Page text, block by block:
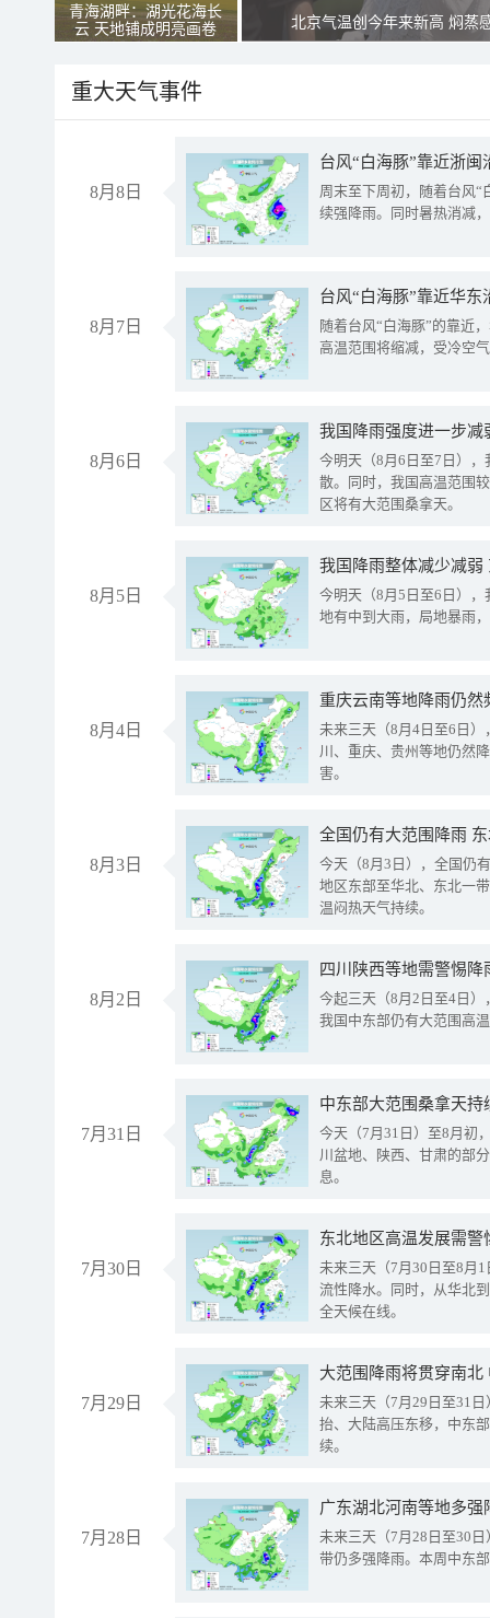
青海湖畔：湖光花海长
云 天地铺成明亮画卷
北京气温创今年来新高 焖蒸
重大天气事件
8月8日
台风“白海豚”靠近浙
周末至下周初，随着台风“
续强降雨。同时暑热消减
8月7日
台风“白海豚”靠近华
随着台风“白海豚”的靠近
高温范围将缩减，受冷空
8月6日
今明天（8月6日至7日）
散。同时，我国高温范围
区将有大范围桑拿天。
8月5日
我国降雨整体减少减弱
今明天（8月5日至6日）
地有中到大雨，局地暴雨
8月4日
重庆云南等地降雨仍然
未来三天（8月4日至6日
川、重庆、贵州等地仍然
害。
8月3日
全国仍有大范围降雨
今天（8月3日），全国仍
地区东部至华北、东北一
温闷热天气持续。
8月2日
今起三天（8月2日至4日
我国中东部仍有大范围高
7月31日
中东部大范围桑拿天
今天（7月31日）至8月初
川盆地、陕西、甘肃的部
息。
7月30日
东北地区高温发展需
未来三天（7月30日至8月
流性降水。同时，从华北
全天候在线。
7月29日
大范围降雨将贯穿南
未来三天（7月29日至31
抬、大陆高压东移，中东
续。
7月28日
广东湖北河南等地多
未来三天（7月28日至30
带仍多强降雨。本周中东